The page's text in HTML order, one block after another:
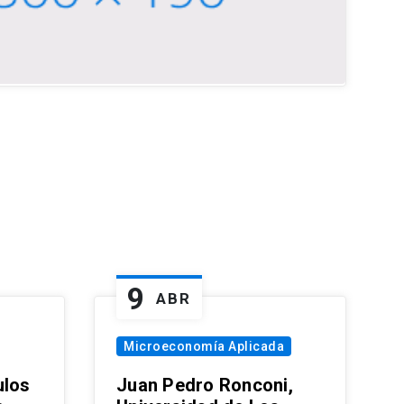
9 ABR
Microeconomía Aplicada
Juan Pedro Ronconi,